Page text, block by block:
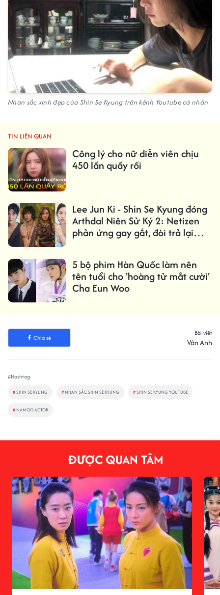
Nhan sắc xinh đẹp của Shin Se Kyung trên kênh Youtube cá nhân
TIN LIÊN QUAN
Công lý cho nữ diễn viên chịu
450 lần quấy rối
Lee Jun Ki - Shin Se Kyung đóng
Arthdal ​​Niên Sử Ký 2: Netizen
phản ứng gay gắt, đòi trả lại
5 bộ phim Hàn Quốc làm nên
tên tuổi cho 'hoàng tử mắt cười'
Cha Eun Woo
Chia sẻ
Bài viết
Vân Anh
#Hashtag
#SHIN SE KYUNG # NHAN SẮC SHIN SE KYUNG #SHIN SE KYUNG YOUTUBE
# NAMOO ACTOR
ĐƯỢC QUAN TÂM